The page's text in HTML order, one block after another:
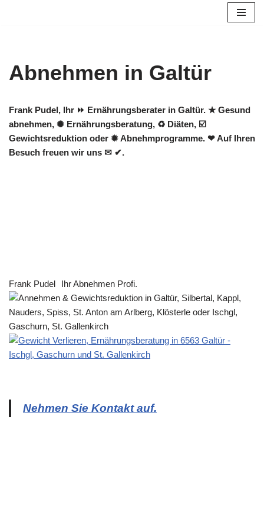
Abnehmen in Galtür
Frank Pudel, Ihr ⏩ Ernährungsberater in Galtür. ★ Gesund
abnehmen, ✺ Ernährungsberatung, ♻ Diäten, ☑️
Gewichtsreduktion oder ✹ Abnehmprogramme. ❤ Auf Ihren
Besuch freuen wir uns ✉ ✔.
Frank Pudel Ihr Abnehmen Profi.
Nehmen Sie Kontakt auf.